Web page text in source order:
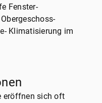
Fenster-
Klimatisierung im
eröffnen sich oft